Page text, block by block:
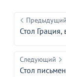
Предыдущий
Стол
Следующий
Стол